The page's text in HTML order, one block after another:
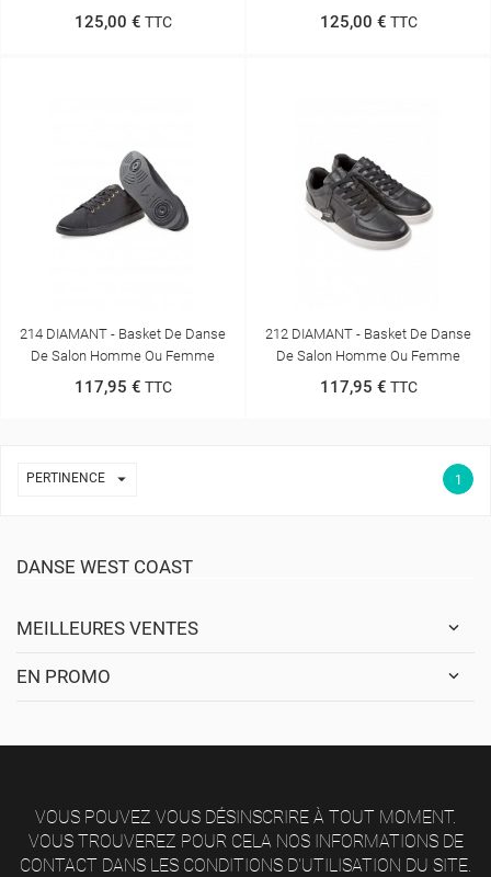
DANSE WEST COAST
MEILLEURES VENTES
EN PROMO
125,00 € TTC 125,00 € TTC
214 DIAMANT - Basket De Danse
De Salon Homme Ou Femme
117,95 € TTC
212 DIAMANT - Basket De Danse
De Salon Homme Ou Femme
117,95 € TTC
PERTINENCE  1
VOUS POUVEZ VOUS DÉSINSCRIRE À TOUT MOMENT.
VOUS TROUVEREZ POUR CELA NOS INFORMATIONS DE
CONTACT DANS LES CONDITIONS D'UTILISATION DU SITE.